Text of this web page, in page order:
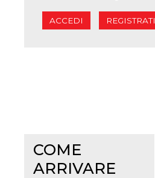
ACCEDI REGISTRATI
COME
ARRIVARE